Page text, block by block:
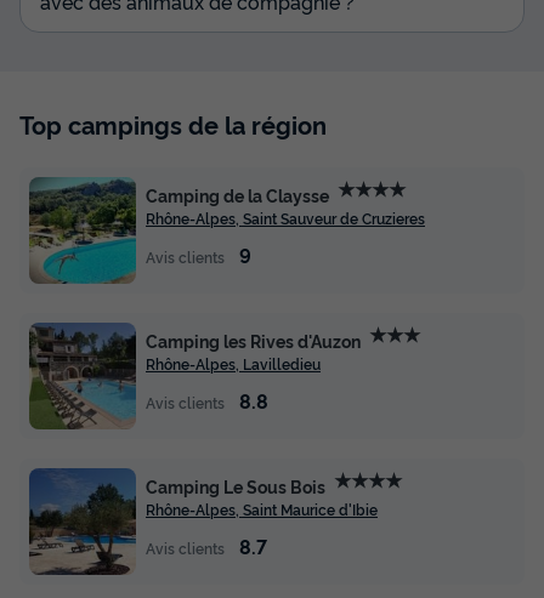
Top campings de la région
Camping de la Claysse ★★★★
Rhône-Alpes, Saint Sauveur de Cruzieres
Avis clients
9
Camping les Rives d'Auzon ★★★
Rhône-Alpes, Lavilledieu
Avis clients
8.8
Camping Le Sous Bois ★★★★
Rhône-Alpes, Saint Maurice d'Ibie
Avis clients
8.7